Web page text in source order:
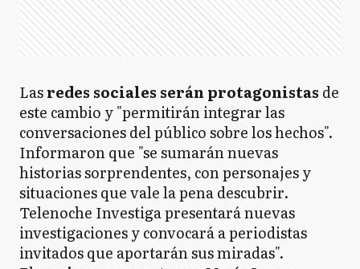
Lasredes sociales serán protagonistas de
este cambio y "permitirán integrar las
conversaciones del público sobre los hechos".
Informaron que "se sumarán nuevas
historias sorprendentes, con personajes y
situaciones que vale la pena descubrir.
Telenoche Investiga presentará nuevas
investigaciones y convocará a periodistas
invitados que aportarán sus miradas".